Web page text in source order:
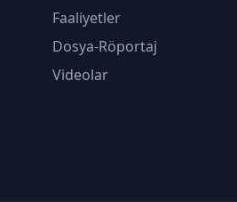
Faaliyetler
Dosya-Röportaj
Videolar